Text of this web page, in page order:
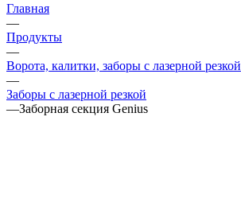
Главная
—
Продукты
—
Ворота, калитки, заборы с лазерной резкой
—
Заборы с лазерной резкой
—Заборная секция Genius